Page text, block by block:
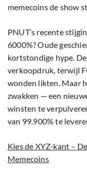
memecoins de show
PNUT’s recente
6000%? Oude
kortstondige hype.
verkoopdruk, terwijl
wonden likten. Maar
zwakken — een
winsten te
van 99.900% te
Kies de XYZ-kant –
Memecoins